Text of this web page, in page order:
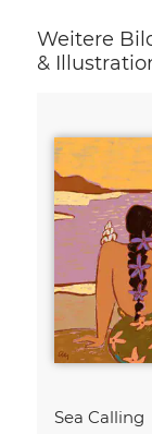
Weitere
&
Sea Calling